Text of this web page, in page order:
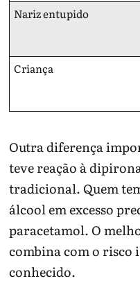
Nariz entupido
Criança
Outra diferença
teve reação à
tradicional. Quem
álcool em excesso
paracetamol. O
combina com o
conhecido.